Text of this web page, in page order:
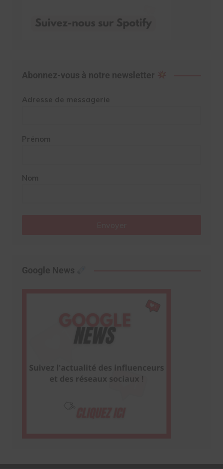
Abonnez-vous à notre newsletter
Adresse de messagerie
Prénom
Nom
Google News